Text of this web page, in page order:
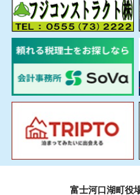
富士河口湖町役